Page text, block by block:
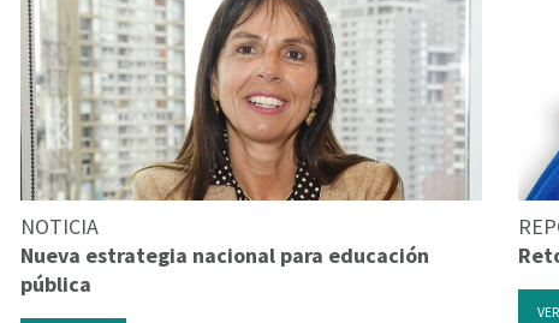
NOTICIA
Nueva estrategia nacional para educación
pública